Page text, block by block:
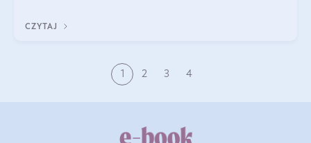
CZYTAJ
1 2 3 4